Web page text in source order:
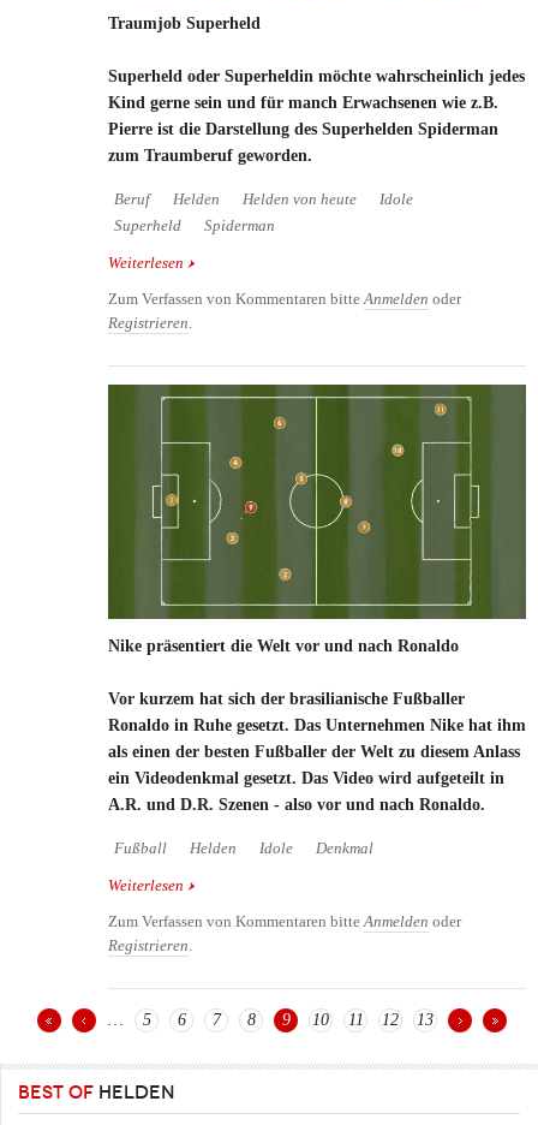
Traumjob Superheld
Superheld oder Superheldin möchte wahrscheinlich jedes
Kind gerne sein und für manch Erwachsenen wie z.B.
Pierre ist die Darstellung des Superhelden Spiderman
zum Traumberuf geworden.
Beruf Helden Helden von heute
Idole
Superheld
Spiderman
Weiterlesen über Traumjob Superheld
Zum Verfassen von Kommentaren bitte Anmelden oder
Registrieren
Nike präsentiert die Welt vor und nach Ronaldo
Vor kurzem hat sich der brasilianische Fußballer
Ronaldo in Ruhe gesetzt. Das Unternehmen Nike hat ihm
als einen der besten Fußballer der Welt zu diesem Anlass
ein Videodenkmal gesetzt. Das Video wird aufgeteilt in
A.R. und D.R. Szenen - also vor und nach Ronaldo.
Fußball Helden Idole Denkmal
Weiterlesen über Nike präsentiert die Welt vor und nach
Zum Verfassen von Kommentaren bitteAnmelden oder
Registrieren.
… 5 6 7 8 9 10 11 12 13
BEST OF HELDEN